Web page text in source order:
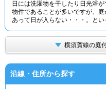
日には洗濯物を干したり日光浴
物件であることが多いですが、
あって日が入らない・・・。と
横須賀線の庭
沿線・住所から探す